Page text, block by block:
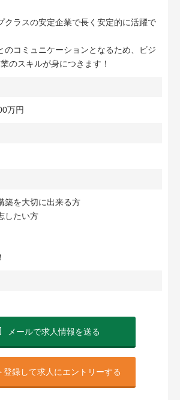
クラスの安定企業で長く安定的に活躍で
のコミュニケーションとなるため、ビジ
のスキルが身につきます！
万円
築を大切に出来る方
したい方
メールで求人情報を送る
登録して求人にエントリーする